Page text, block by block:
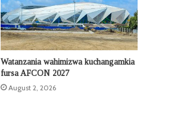
Watanzania wahimizwa kuchangamkia
fursa AFCON 2027
August 2, 2026